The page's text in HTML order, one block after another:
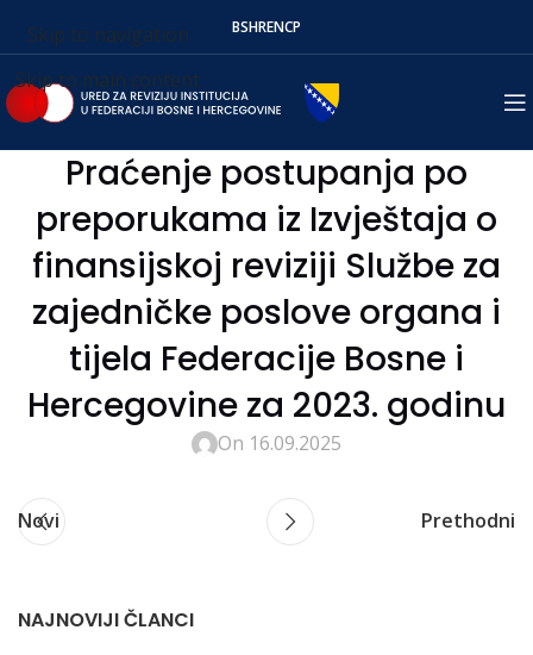
Skip to navigation
Skip to main content
BSHRENСР
Praćenje postupanja po
preporukama iz Izvještaja o
finansijskoj reviziji Službe za
zajedničke poslove organa i
tijela Federacije Bosne i
Hercegovine za 2023. godinu
On 16.09.2025
Novi Prethodni
NAJNOVIJI ČLANCI